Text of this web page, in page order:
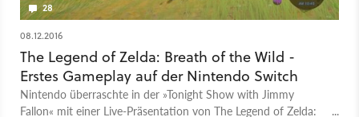
28
08.12.2016
The Legend of Zelda: Breath of the Wild -
Erstes Gameplay auf der Nintendo Switch
Nintendo überraschte in der »Tonight Show with Jimmy
Fallon« mit einer Live-Präsentation von The Legend of Zelda: